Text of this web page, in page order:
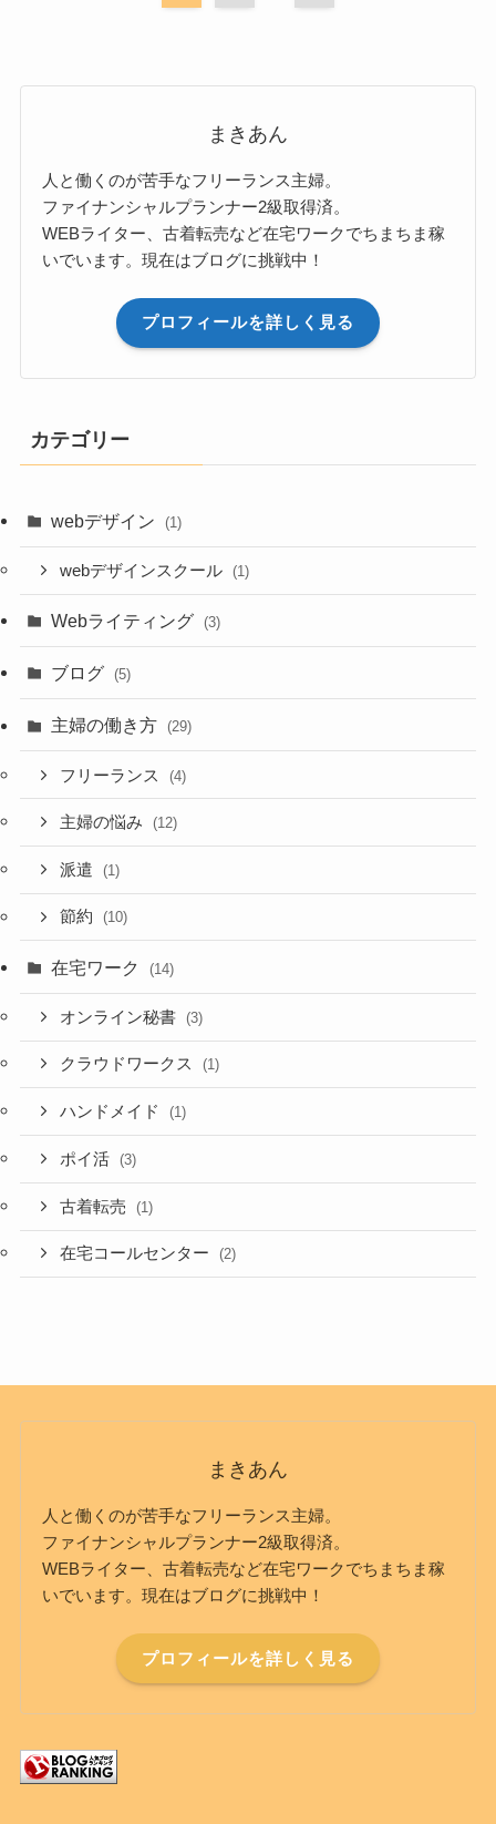
まきあん
人と働くのが苦手なフリーランス主婦。
ファイナンシャルプランナー2級取得済。
WEBライター、古着転売など在宅ワークでちまちま稼
いでいます。現在はブログに挑戦中！
プロフィールを詳しく見る
カテゴリー
webデザイン (1)
webデザインスクール (1)
Webライティング (3)
ブログ (5)
主婦の働き方 (29)
フリーランス (4)
主婦の悩み (12)
派遣 (1)
節約 (10)
在宅ワーク (14)
オンライン秘書 (3)
クラウドワークス (1)
ハンドメイド (1)
ポイ活 (3)
古着転売 (1)
在宅コールセンター (2)
まきあん
人と働くのが苦手なフリーランス主婦。
ファイナンシャルプランナー2級取得済。
WEBライター、古着転売など在宅ワークでちまちま稼
いでいます。現在はブログに挑戦中！
プロフィールを詳しく見る